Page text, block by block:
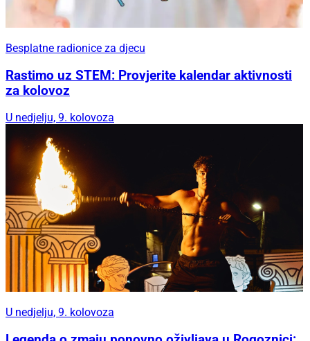
Besplatne radionice za djecu
Rastimo uz STEM: Provjerite kalendar aktivnosti
za kolovoz
U nedjelju, 9. kolovoza
U nedjelju, 9. kolovoza